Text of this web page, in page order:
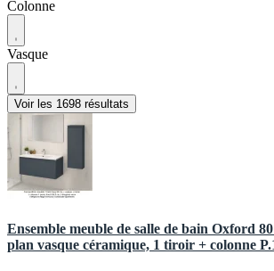
Colonne
Vasque
Voir les 1698 résultats
Ensemble meuble de salle de bain Oxford
plan vasque céramique, 1 tiroir + colonne